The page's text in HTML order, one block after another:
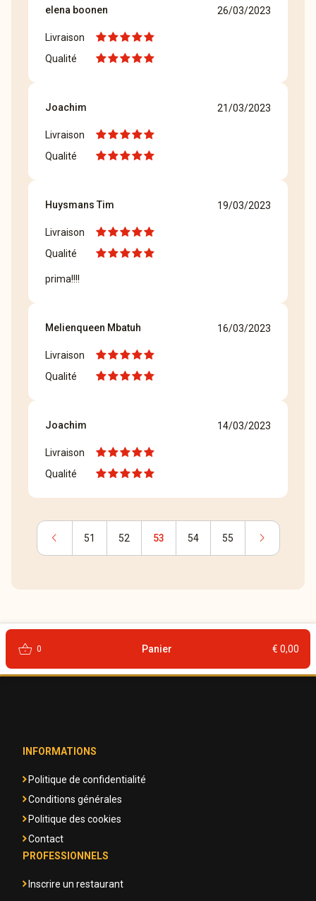
elena boonen 26/03/2023
Livraison
Qualité
Joachim 21/03/2023
Livraison
Qualité
Huysmans Tim 19/03/2023
Livraison
Qualité
prima!!!!
Melienqueen Mbatuh 16/03/2023
Livraison
Qualité
Joachim 14/03/2023
Livraison
Qualité
chevron_left 51 52 53 54 55 chevron_right
shopping_basket 0 Panier € 0,00
INFORMATIONS
Politique de confidentialité
Conditions générales
Politique des cookies
Contact
PROFESSIONNELS
Inscrire un restaurant